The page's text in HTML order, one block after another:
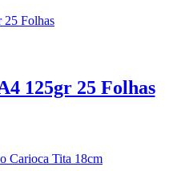
125gr 25 Folhas